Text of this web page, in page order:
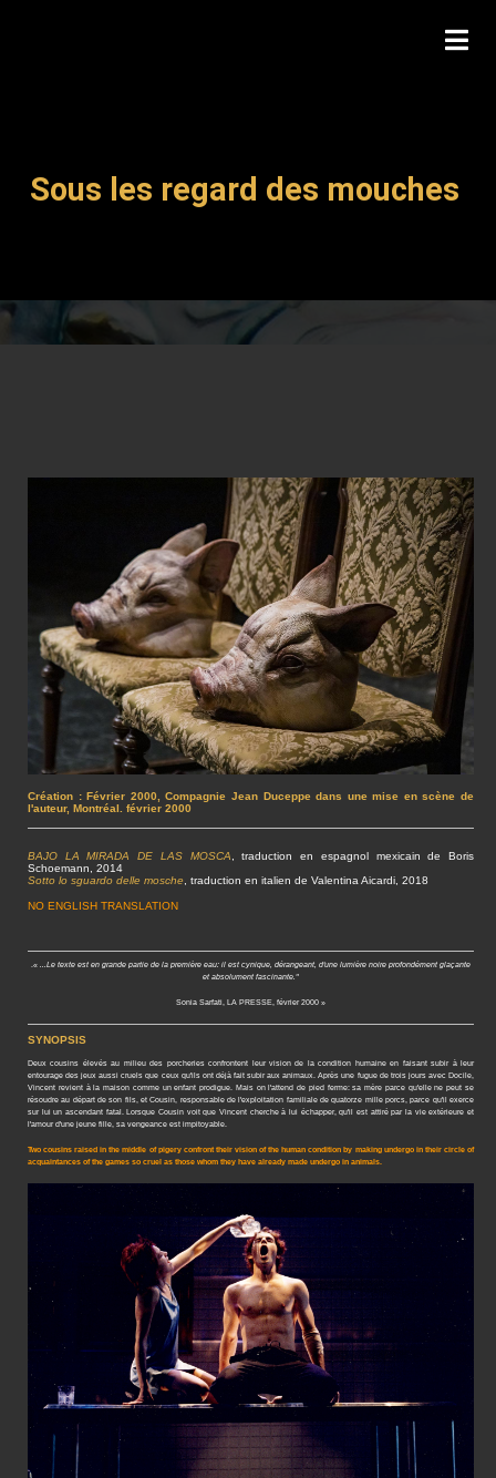
Sous les regard des mouches
Création : Février 2000, Compagnie Jean Duceppe dans une mise en scène de
l'auteur, Montréal. février 2000
BAJO LA MIRADA DE LAS MOSCA , traduction en espagnol mexicain de Boris
Schoemann, 2014
Sotto lo sguardo delle mosche , traduction en italien de Valentina Aicardi, 2018
NO ENGLISH TRANSLATION
«
...Le texte est en grande partie de la première eau: il est cynique, dérangeant, d'une lumière noire profondément glaçante
et absolument fascinante."
Sonia Sarfati, LA PRESSE, février 2000 »
SYNOPSIS
Deux cousins élevés au milieu des porcheries confrontent leur vision de la condition humaine en faisant subir à leur
entourage des jeux aussi cruels que ceux qu'ils ont déjà fait subir aux animaux. Après une fugue de trois jours avec Docile,
Vincent revient à la maison comme un enfant prodigue. Mais on l'attend de pied ferme: sa mère parce qu'elle ne peut se
résoudre au départ de son fils, et Cousin, responsable de l'exploitation familiale de quatorze mille porcs, parce qu'il exerce
sur lui un ascendant fatal. Lorsque Cousin voit que Vincent cherche à lui échapper, qu'il est attiré par la vie extérieure et
l'amour d'une jeune fille, sa vengeance est impitoyable.
Two cousins raised in the middle of pigery confront their vision of the human condition by making undergo in their circle of
acquaintances of the games so cruel as those whom they have already made undergo in animals.